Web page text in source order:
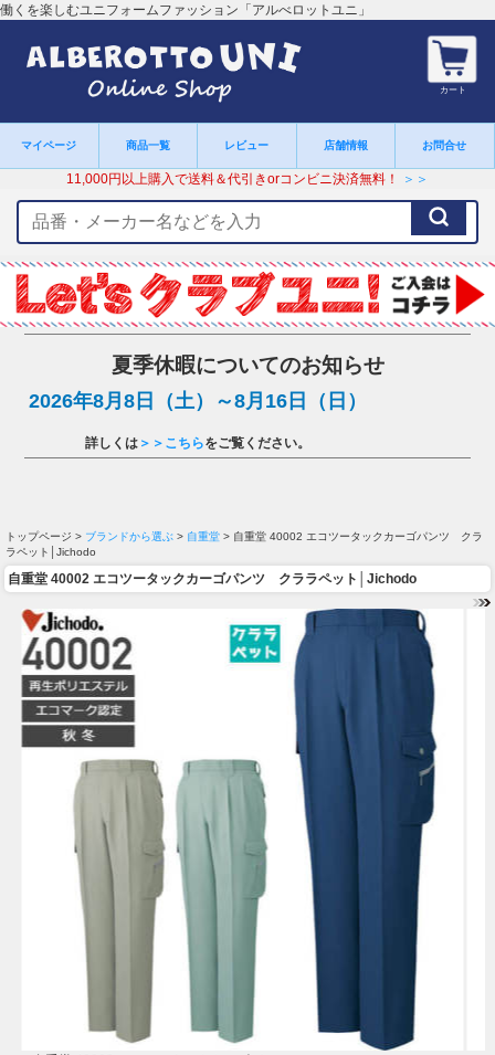
働くを楽しむユニフォームファッション「アルべロットユニ」
カート
マイページ 商品一覧 レビュー 店舗情報 お問合せ
11,000円以上購入で送料＆代引きorコンビニ決済無料！ ＞＞
ー
ワ
ー
ド
夏季休暇についてのお知らせ
2026年8月8日（土）～8月16日（日）
詳しくは ＞＞こちらをご覧ください。
トップページ > ブランドから選ぶ > 自重堂 > 自重堂 40002 エコツータックカーゴパンツ クラ
ラペット│Jichodo
自重堂 40002 エコツータックカーゴパンツ クララペット│Jichodo